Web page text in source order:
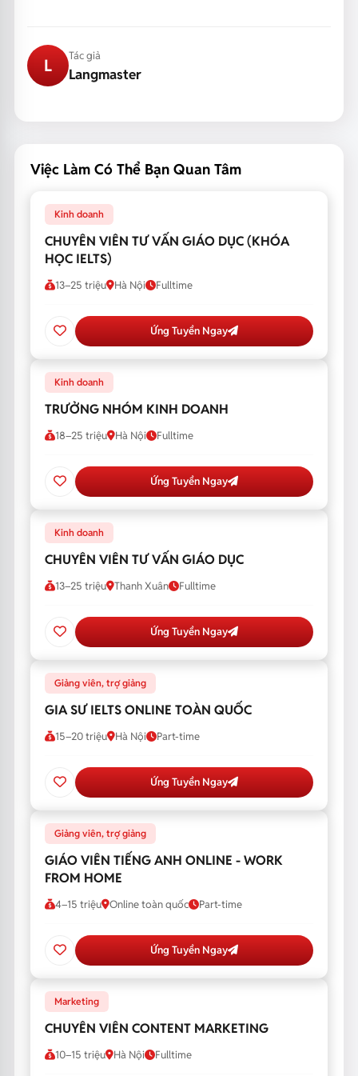
L Tác giả
Langmaster
Việc Làm Có Thể Bạn Quan Tâm
Kinh doanh
CHUYÊN VIÊN TƯ VẤN GIÁO DỤC (KHÓA
HỌC IELTS)
13–25 triệu Hà Nội Fulltime
Ứng Tuyển Ngay
Kinh doanh
TRƯỞNG NHÓM KINH DOANH
18–25 triệu Hà Nội Fulltime
Ứng Tuyển Ngay
Kinh doanh
CHUYÊN VIÊN TƯ VẤN GIÁO DỤC
13–25 triệu Thanh Xuân Fulltime
Ứng Tuyển Ngay
Giảng viên, trợ giảng
GIA SƯ IELTS ONLINE TOÀN QUỐC
15–20 triệu Hà Nội Part-time
Ứng Tuyển Ngay
Giảng viên, trợ giảng
GIÁO VIÊN TIẾNG ANH ONLINE - WORK
FROM HOME
4–15 triệu Online toàn quốc Part-time
Ứng Tuyển Ngay
Marketing
CHUYÊN VIÊN CONTENT MARKETING
10–15 triệu Hà Nội Fulltime